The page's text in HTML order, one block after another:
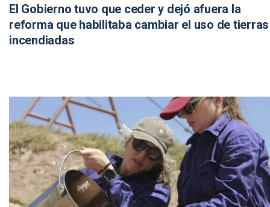
El Gobierno tuvo que ceder y dejó afuera la
reforma que habilitaba cambiar el uso de tierras
incendiadas